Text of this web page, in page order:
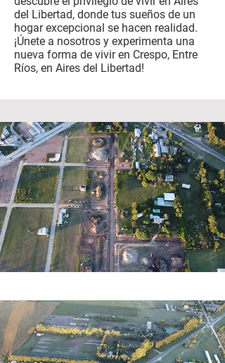
del Libertad, donde tus sueños de un
hogar excepcional se hacen realidad.
¡Únete a nosotros y experimenta una
nueva forma de vivir en Crespo, Entre
Ríos, en Aires del Libertad!